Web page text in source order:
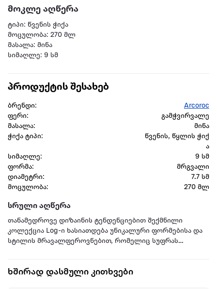
მოკლე აღწერა
ტიპი: წვენის ჭიქა
მოცულობა: 270 მლ
მასალა: მინა
სიმაღლე: 9 სმ
პროდუქტის შესახებ
ბრენდი:
Arcoroc
ფერი:
გამჭვირვალე
მასალა:
მინა
ჭიქა ტიპი:
წვენის, წყლის ჭიქ
ა
სიმაღლე:
9 სმ
ფორმა:
მრგვალი
დიამეტრი:
7.7 სმ
მოცულობა:
270 მლ
სრული აღწერა
თანამედროვე დიზაინის ტენდენციებით შექმნილი
კოლექცია Log-ი ხასიათდება უნიკალური ფორმებისა და
სტილის მრავალფეროვნებით, რომელიც სუფრას
იდეალურ ფონს წარმოადგენს ფერადი საკვები
ხშირად დასმული კითხვები